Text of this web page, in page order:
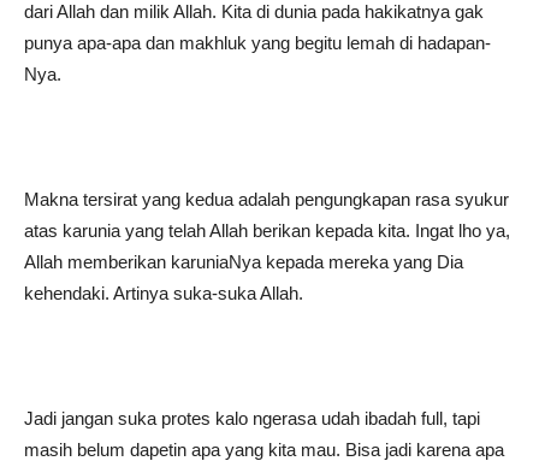
dari Allah dan milik Allah. Kita di dunia pada hakikatnya gak
punya apa-apa dan makhluk yang begitu lemah di hadapan-
Nya.
Makna tersirat yang kedua adalah pengungkapan rasa syukur
atas karunia yang telah Allah berikan kepada kita. Ingat lho ya,
Allah memberikan karuniaNya kepada mereka yang Dia
kehendaki. Artinya suka-suka Allah.
Jadi jangan suka protes kalo ngerasa udah ibadah full, tapi
masih belum dapetin apa yang kita mau. Bisa jadi karena apa